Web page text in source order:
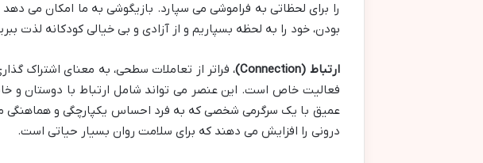
را برای لحظاتی به فراموشی می سپارد. بازیگوشی به ما امکان می
بودن، خود را به لحظه بسپاریم و از آزادی و بی خیالی کودکانه لذت
ارتباط (Connection)
، فراتر از تعاملات سطحی، به معنای اشتراک
فعالیت خاص است. این عنصر می تواند شامل ارتباط با دوستان و
عمیق با یک سرگرمی شخصی که به فرد احساس یکپارچگی و هماهنگی
درونی را افزایش می دهند که برای سلامت روان بسیار حیاتی است.